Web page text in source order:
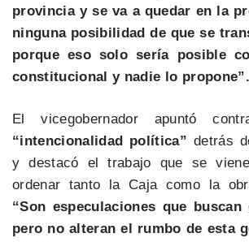
provincia y se va a quedar en la
ninguna posibilidad de que se
porque eso solo sería posible
constitucional y nadie lo propone”.
El vicegobernador apuntó
“intencionalidad política” detrás
y destacó el trabajo que se
ordenar tanto la Caja como la
“Son especulaciones que buscan
pero no alteran el rumbo de esta